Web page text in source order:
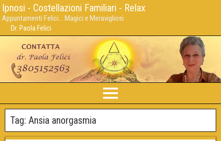
Ipnosi - Costellazioni Familiari - Relax
Appuntamenti Felici... Magici e Meravigliosi
Dr. Paola Felici
Tag: Ansia anorgasmia